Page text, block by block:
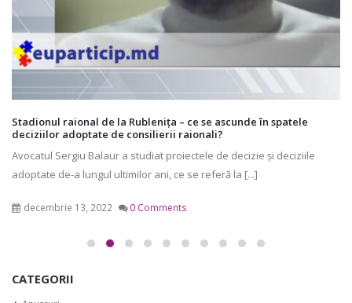
Stadionul raional de la Rublenița – ce se ascunde în spatele
deciziilor adoptate de consilierii raionali?
Avocatul Sergiu Balaur a studiat proiectele de decizie și deciziile
adoptate de-a lungul ultimilor ani, ce se referă la [...]
decembrie 13, 2022 0 Comments
CATEGORII